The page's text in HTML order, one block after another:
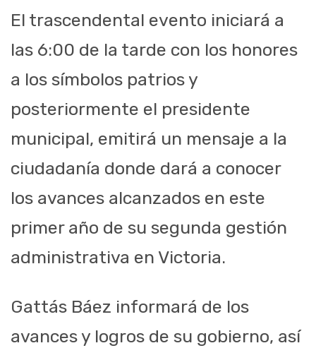
El trascendental evento iniciará a
las 6:00 de la tarde con los honores
a los símbolos patrios y
posteriormente el presidente
municipal, emitirá un mensaje a la
ciudadanía donde dará a conocer
los avances alcanzados en este
primer año de su segunda gestión
administrativa en Victoria.
Gattás Báez informará de los
avances y logros de su gobierno, así